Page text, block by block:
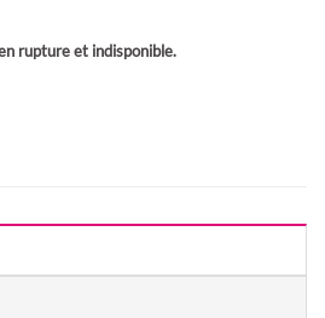
rupture et indisponible.